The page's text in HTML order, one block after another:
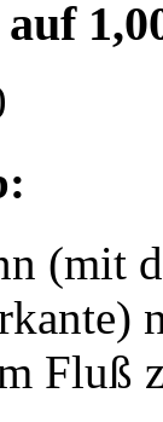
(mit
Fluß